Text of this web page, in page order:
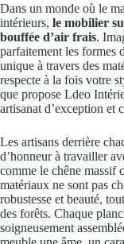
Dans un monde où le
intérieurs, le mobilier
bouffée d’air frais.
parfaitement les formes
unique à travers des
respecte à la fois votre
que propose Ldeo
artisanat d’exception et
Les artisans derrière
d’honneur à travailler
comme le chêne massif
matériaux ne sont pas
robustesse et beauté,
des forêts. Chaque
soigneusement